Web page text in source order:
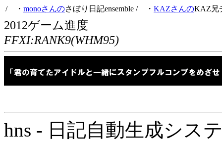
/ ・ monoさんのさぼり日記ensemble / ・ KAZさんのKAZ兄
2012ゲーム進度
FFXI:RANK9(WHM95)
hns - 日記自動生成シス